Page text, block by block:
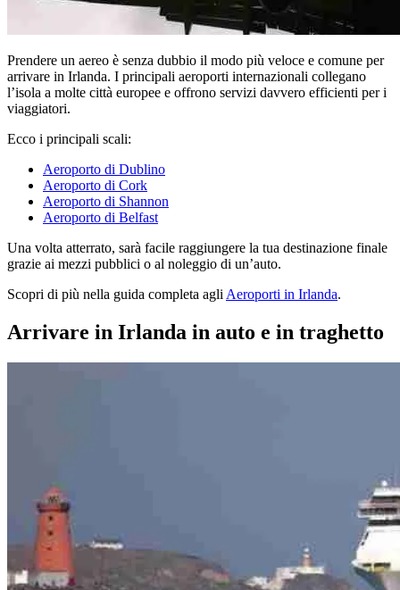
Prendere un aereo è senza dubbio il modo più veloce e comune per
arrivare in Irlanda. I principali aeroporti internazionali collegano
l’isola a molte città europee e offrono servizi davvero efficienti per i
viaggiatori.
Ecco i principali scali:
Aeroporto di Dublino
Aeroporto di Cork
Aeroporto di Shannon
Aeroporto di Belfast
Una volta atterrato, sarà facile raggiungere la tua destinazione finale
grazie ai mezzi pubblici o al noleggio di un’auto.
Scopri di più nella guida completa agli Aeroporti in Irlanda.
Arrivare in Irlanda in auto e in traghetto